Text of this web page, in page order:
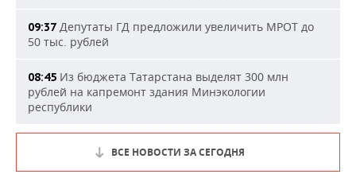
09:37 Депутаты ГД предложили увеличить МРОТ до
50 тыс. рублей
08:45 Из бюджета Татарстана выделят 300 млн
рублей на капремонт здания Минэкологии
республики
ВСЕ НОВОСТИ ЗА СЕГОДНЯ